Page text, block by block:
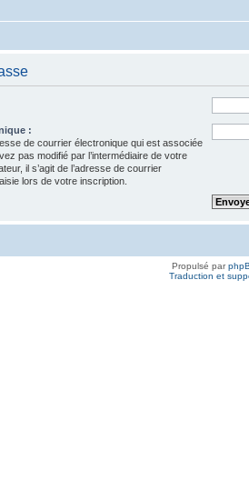
:
de courrier électronique qui est associée
pas modifié par l’intermédiaire de votre
il s’agit de l’adresse de courrier
lors de votre inscription.
Propulsé par
Traduction et